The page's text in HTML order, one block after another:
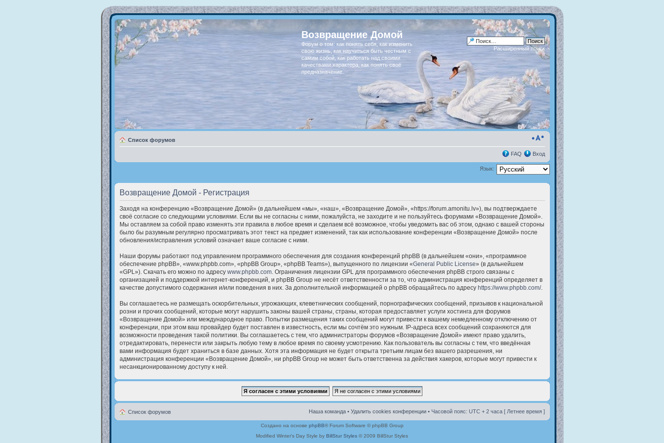
Возвращение Домой
Форум о том: как понять себя, как изменить
свою жизнь, как научиться быть честным с
самим собой, как работать над своими
качествами характера, как понять своё
предназначение.
Расширенный поиск
Список форумов
FAQ Вход
Язык:
Возвращение Домой - Регистрация
Заходя на конференцию «Возвращение Домой» (в дальнейшем «мы», «наш», «Возвращение Домой», «https://forum.amonitu.lv»), вы подтверждаете
своё согласие со следующими условиями. Если вы не согласны с ними, пожалуйста, не заходите и не пользуйтесь форумами «Возвращение Домой».
Мы оставляем за собой право изменять эти правила в любое время и сделаем всё возможное, чтобы уведомить вас об этом, однако с вашей стороны
было бы разумным регулярно просматривать этот текст на предмет изменений, так как использование конференции «Возвращение Домой» после
обновления/исправления условий означает ваше согласие с ними.
Наши форумы работают под управлением программного обеспечения для создания конференций phpBB (в дальнейшем «они», «программное
обеспечение phpBB», «www.phpbb.com», «phpBB Group», «phpBB Teams»), выпущенного по лицензии «General Public License» (в дальнейшем
«GPL»). Скачать его можно по адресу www.phpbb.com. Ограничения лицензии GPL для программного обеспечения phpBB строго связаны с
организацией и поддержкой интернет-конференций, и phpBB Group не несёт ответственности за то, что администрация конференций определяет в
качестве допустимого содержания и/или поведения в них. За дополнительной информацией о phpBB обращайтесь по адресу https://www.phpbb.com/.
Вы соглашаетесь не размещать оскорбительных, угрожающих, клеветнических сообщений, порнографических сообщений, призывов к национальной
розни и прочих сообщений, которые могут нарушить законы вашей страны, страны, которая предоставляет услуги хостинга для форумов
«Возвращение Домой» или международное право. Попытки размещения таких сообщений могут привести к вашему немедленному отключению от
конференции, при этом ваш провайдер будет поставлен в известность, если мы сочтём это нужным. IP-адреса всех сообщений сохраняются для
возможности проведения такой политики. Вы соглашаетесь с тем, что администраторы форумов «Возвращение Домой» имеют право удалить,
отредактировать, перенести или закрыть любую тему в любое время по своему усмотрению. Как пользователь вы согласны с тем, что введённая
вами информация будет храниться в базе данных. Хотя эта информация не будет открыта третьим лицам без вашего разрешения, ни
администрация конференции «Возвращение Домой», ни phpBB Group не может быть ответственна за действия хакеров, которые могут привести к
несанкционированному доступу к ней.
Список форумов Наша команда• Удалить cookies конференции• Часовой пояс: UTC + 2 часа [ Летнее время ]
Создано на основе phpBB® Forum Software © phpBB Group
Modified Winter's Day Style by BillStur Styles © 2009 BillStur Styles